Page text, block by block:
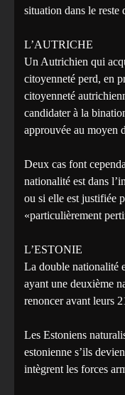
situation dans le reste
L’AUTRICHE
Un Autrichien qui
citoyenneté perd, en
citoyenneté
candidater à la
approuvée au moyen
Deux cas font
nationalité est dans
ou si elle est justifiée
«particulièrement
L’ESTONIE
La double nationalité
ayant une deuxième
renoncer avant leurs
Les Estoniens
estonienne s’ils
intègrent les forces